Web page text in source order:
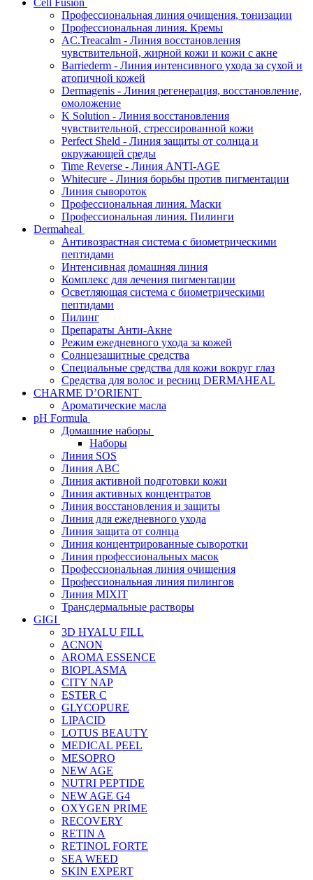
Cell Fusion
Профессиональная линия очищения, тонизации
Профессиональная линия. Кремы
AC.Treacalm - Линия восстановления
чувствительной, жирной кожи и кожи с акне
Barriederm - Линия интенсивного ухода за сухой и
атопичной кожей
Dermagenis - Линия регенерация, восстановление,
омоложение
K Solution - Линия восстановления
чувствительной, стрессированной кожи
Perfect Sheld - Линия защиты от солнца и
окружающей среды
Time Reverse - Линия ANTI-AGE
Whitecure - Линия борьбы против пигментации
Линия сывороток
Профессиональная линия. Маски
Профессиональная линия. Пилинги
Dermaheal
Антивозрастная система с биометрическими
пептидами
Интенсивная домашняя линия
Комплекс для лечения пигментации
Осветляющая система с биометрическими
пептидами
Пилинг
Препараты Анти-Акне
Режим ежедневного ухода за кожей
Солнцезащитные средства
Специальные средства для кожи вокруг глаз
Средства для волос и ресниц DERMAHEAL
CHARME D’ORIENT
Ароматические масла
pH Formula
Домашние наборы
Наборы
Линия SOS
Линия АВС
Линия активной подготовки кожи
Линия активных концентратов
Линия восстановления и защиты
Линия для ежедневного ухода
Линия защита от солнца
Линия концентрированные сыворотки
Линия профессиональных масок
Профессиональная линия очищения
Профессиональная линия пилингов
Линия MIXIT
Трансдермальные растворы
GIGI
3D HYALU FILL
ACNON
AROMA ESSENCE
BIOPLASMA
CITY NAP
ESTER C
GLYCOPURE
LIPACID
LOTUS BEAUTY
MEDICAL PEEL
MESOPRO
NEW AGE
NUTRI PEPTIDE
NEW AGE G4
OXYGEN PRIME
RECOVERY
RETIN A
RETINOL FORTE
SEA WEED
SKIN EXPERT